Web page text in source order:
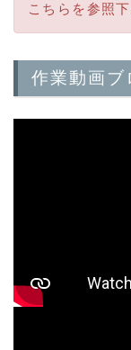
こちらを参照下
作業動画ブ